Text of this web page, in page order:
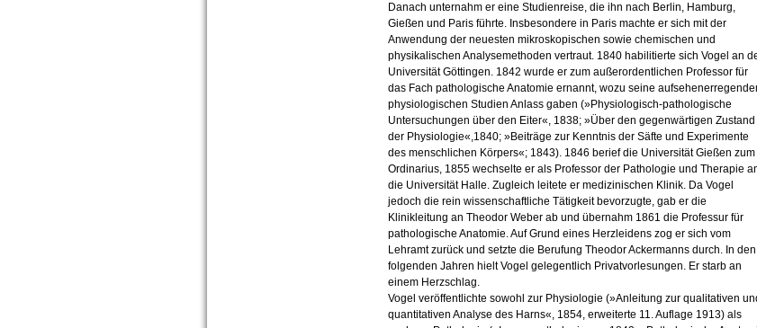
Danach unternahm er eine Studienreise, die ihn nach Berlin, Hamburg,
Gießen und Paris führte. Insbesondere in Paris machte er sich mit der
Anwendung der neuesten mikroskopischen sowie chemischen und
physikalischen Analysemethoden vertraut. 1840 habilitierte sich Vogel an
Universität Göttingen. 1842 wurde er zum außerordentlichen Professor für
das Fach pathologische Anatomie ernannt, wozu seine
physiologischen Studien Anlass gaben (»Physiologisch-pathologische
Untersuchungen über den Eiter«, 1838; »Über den gegenwärtigen Zustand
der Physiologie«,1840; »Beiträge zur Kenntnis der Säfte und Experimente
des menschlichen Körpers«; 1843). 1846 berief die Universität Gießen zum
Ordinarius, 1855 wechselte er als Professor der Pathologie und Therapie
die Universität Halle. Zugleich leitete er medizinischen Klinik. Da Vogel
jedoch die rein wissenschaftliche Tätigkeit bevorzugte, gab er die
Klinikleitung an Theodor Weber ab und übernahm 1861 die Professur für
pathologische Anatomie. Auf Grund eines Herzleidens zog er sich vom
Lehramt zurück und setzte die Berufung Theodor Ackermanns durch. In den
folgenden Jahren hielt Vogel gelegentlich Privatvorlesungen. Er starb an
einem Herzschlag.
Vogel veröffentlichte sowohl zur Physiologie (»Anleitung zur qualitativen
quantitativen Analyse des Harns«, 1854, erweiterte 11. Auflage 1913) als